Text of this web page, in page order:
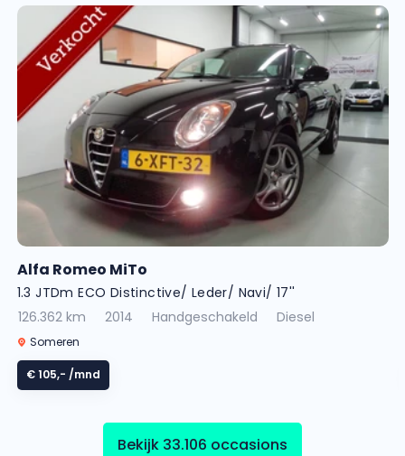
Alfa Romeo MiTo
1.3 JTDm ECO Distinctive/ Leder/ Navi/ 17''
126.362 km
2014 Handgeschakeld Diesel
Someren
€ 105,- /mnd
Bekijk 33.106 occasions